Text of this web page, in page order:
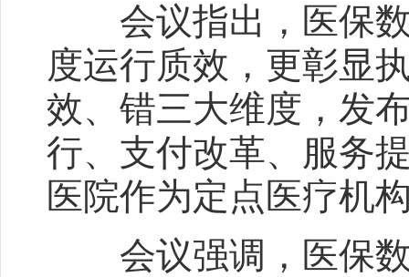
会议指出，医保数
度运行质效，更彰显
效、错三大维度，发
行、支付改革、服务
医院作为定点医疗机
会议强调，医保数